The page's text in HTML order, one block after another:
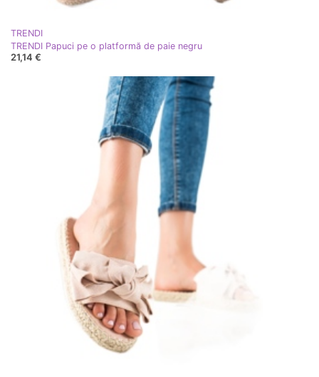
TRENDI
TRENDI Papuci pe o platformă de paie negru
21,14 €